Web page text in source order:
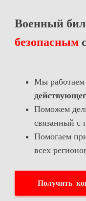
Военный
безопасным
Мы работаем
Поможем
связанный с
Помогаем
всех
Получить